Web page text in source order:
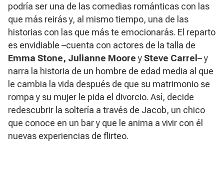
podría ser una de las comedias románticas con las
que más reirás y, al mismo tiempo, una de las
historias con las que más te emocionarás. El reparto
es envidiable –cuenta con actores de la talla de
Emma Stone, Julianne Moorey Steve Carrel– y
narra la historia de un hombre de edad media al que
le cambia la vida después de que su matrimonio se
rompa y su mujer le pida el divorcio. Así, decide
redescubrir la soltería a través de Jacob, un chico
que conoce en un bar y que le anima a vivir con él
nuevas experiencias de flirteo.